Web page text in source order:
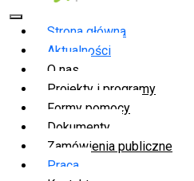
Strona główna
Aktualności
O nas
Projekty i programy
Formy pomocy
Dokumenty
Zamówienia publiczne
Praca